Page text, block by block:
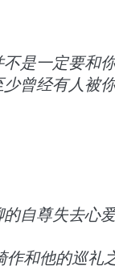
是一定要和
曾经有人被
自尊失去心爱
和他的巡礼